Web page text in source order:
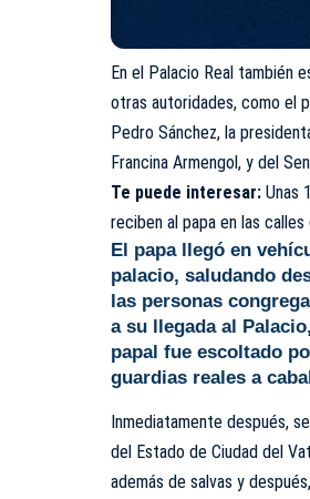
En el Palacio Real también
otras autoridades, como el
Pedro Sánchez, la
Francina Armengol, y del
Te puede interesar: Unas
reciben al papa en las
El papa llegó en
palacio, saludando
las personas
a su llegada al
papal fue escoltado
guardias reales a
Inmediatamente después,
del Estado de Ciudad del
además de salvas y